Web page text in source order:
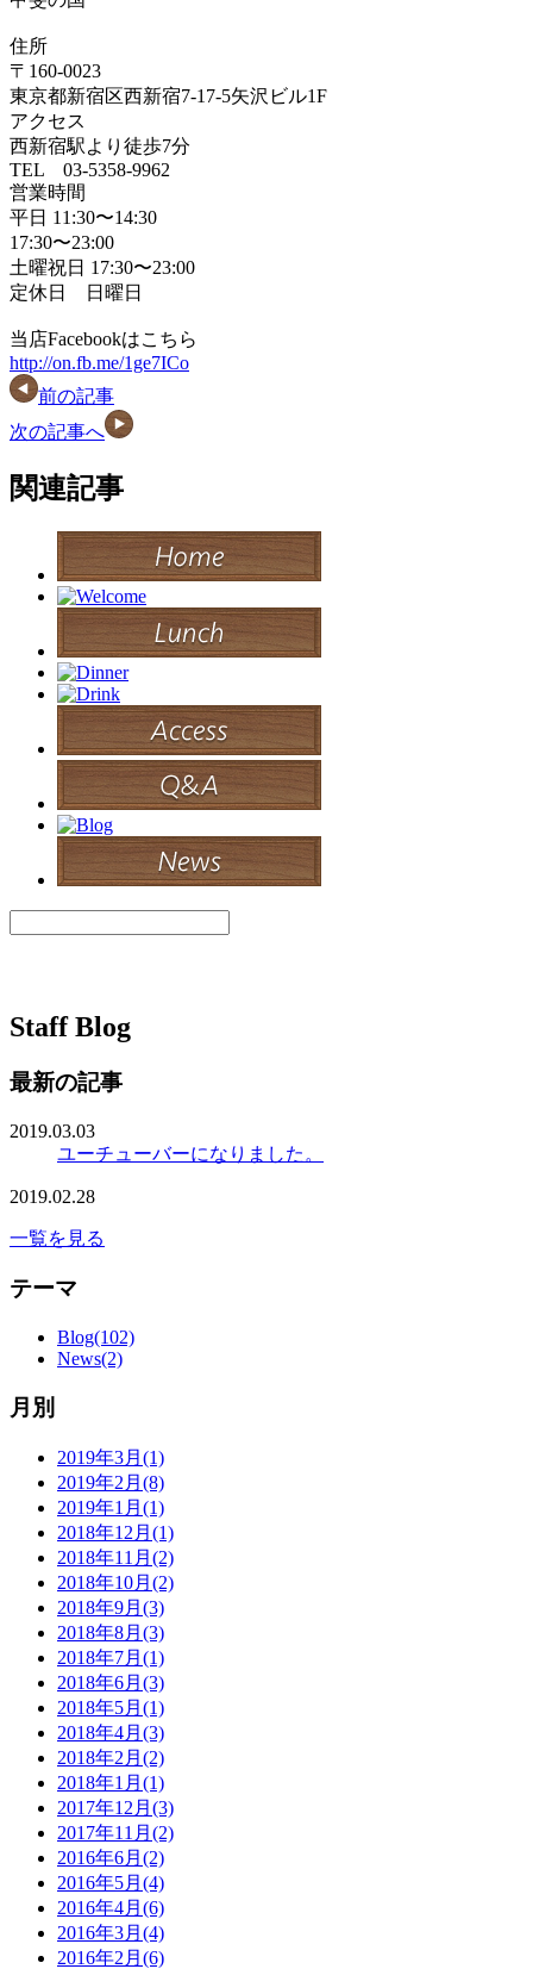
住所
〒160-0023
東京都新宿区西新宿7-17-5矢沢ビル1F
アクセス
西新宿駅より徒歩7分
TEL 03-5358-9962
営業時間
平日 11:30〜14:30
17:30〜23:00
土曜祝日 17:30〜23:00
定休日 日曜日
当店Facebookはこちら
http://on.fb.me/1ge7ICo
前の記事
次の記事へ
関連記事
Staff Blog
最新の記事
2019.03.03
ユーチューバーになりました。
2019.02.28
一覧を見る
テーマ
Blog(102)
News(2)
月別
2019年3月(1)
2019年2月(8)
2019年1月(1)
2018年12月(1)
2018年11月(2)
2018年10月(2)
2018年9月(3)
2018年8月(3)
2018年7月(1)
2018年6月(3)
2018年5月(1)
2018年4月(3)
2018年2月(2)
2018年1月(1)
2017年12月(3)
2017年11月(2)
2016年6月(2)
2016年5月(4)
2016年4月(6)
2016年3月(4)
2016年2月(6)